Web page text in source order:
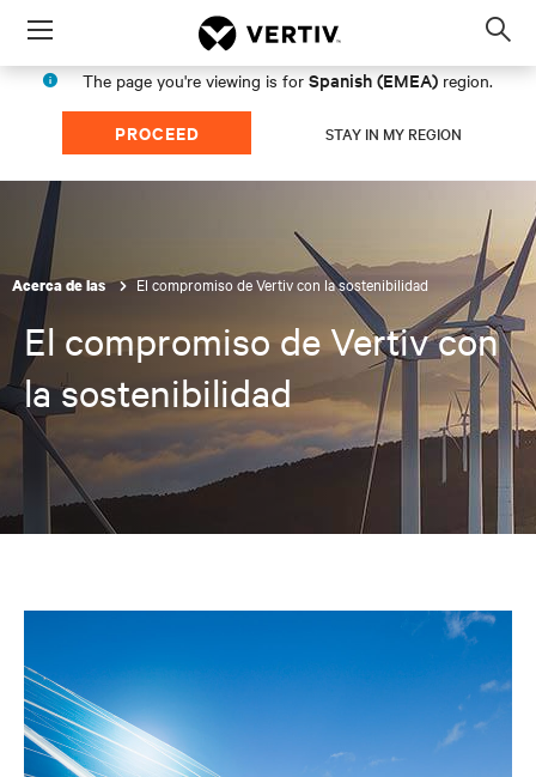
Menu
The page you're viewing is for Spanish (EMEA) region.
PROCEED STAY IN MY REGION
Acerca de las El compromiso de Vertiv con la sostenibilidad
El compromiso de Vertiv con
la sostenibilidad